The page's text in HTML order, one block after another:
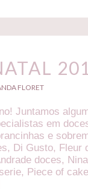
FLORET
Juntamos
em
e
Di Gusto, Fleur
doces, Nina
Piece of